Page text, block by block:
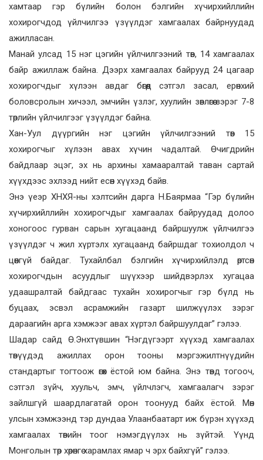
хамтаар гэр бүлийн болон бэлгийн хүчирхийллийн
хохирогчдод үйлчилгээ үзүүлдэг хамгаалах байрнуудад
ажилласан.
Манай улсад 15 нэг цэгийн үйлчилгээний төв, 14 хамгаалах
байр ажиллаж байна. Дээрх хамгаалах байрууд 24 цагаар
хохирогчдыг хүлээн авдаг бөгөөд сэтгэл засал, ерөнхий
боловсролын хичээл, эмчийн үзлэг, хуулийн зөвлөгөө зэрэг 7-8
төрлийн үйлчилгээг үзүүлдэг байна.
Хан-Уул дүүргийн нэг цэгийн үйлчилгээний төв 15
хохирогчыг хүлээн авах хүчин чадалтай. Өчигдрийн
байдлаар эцэг, эх нь архины хамааралтай таван сартай
хүүхдээс эхлээд нийт есөн хүүхэд байв.
Энэ үеэр ХНХЯ-ны хэлтсийн дарга Н.Баярмаа “Гэр бүлийн
хүчирхийллийн хохирогчдыг хамгаалах байруудад долоо
хоногоос гурван сарын хугацаанд байршуулж үйлчилгээ
үзүүлдэг ч жил хүртэлх хугацаанд байршдаг тохиолдол ч
цөөнгүй байдаг. Тухайлбал бэлгийн хүчирхийлэлд өртсөн
хохирогчдын асуудлыг шүүхээр шийдвэрлэх хугацаа
удаашралтай байдгаас тухайн хохирогчыг гэр бүлд нь
буцаах, эсвэл асрамжийн газарт шилжүүлэх зэрэг
дараагийн арга хэмжээг авах хүртэл байршуулдаг” гэлээ.
Шадар сайд Ө.Энхтүвшин “Нэгдүгээрт хүүхэд хамгаалах
төвүүдэд ажиллах орон тооны мэргэжилтнүүдийн
стандартыг тогтоож өгөх ёстой юм байна. Энэ төвд тогооч,
сэтгэл зүйч, хуульч, эмч, үйлчлэгч, хамгаалагч зэрэг
зайлшгүй шаардлагатай орон тоонууд байх ёстой. Мөн
улсын хэмжээнд тэр дундаа Улаанбаатарт иж бүрэн хүүхэд
хамгаалах төвийн тоог нэмэгдүүлэх нь зүйтэй. Үүнд
Монголын төр хөрөнгө харамлах ямар ч эрх байхгүй” гэлээ.